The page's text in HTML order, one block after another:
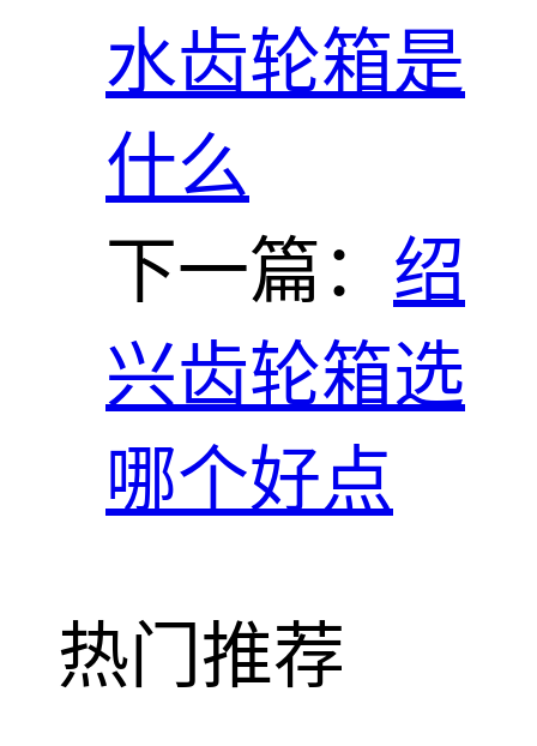
水齿轮箱是
什么
下一篇： 绍
兴齿轮箱选
哪个好点
热门推荐